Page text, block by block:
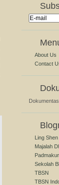
About Us
Contact
Ling
Majalah
Sekolah
TBSN
TBSN